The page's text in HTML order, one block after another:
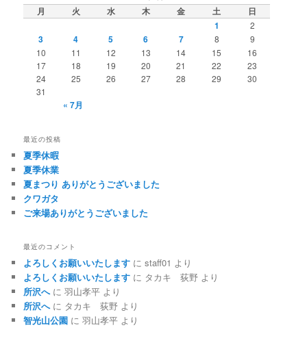
ゲ
ー
月 火 水 木 金 土
日
1
2
3 4 5 6 7 8
9
10
11 12 13 14 15
16
17
18 19 20 21 22
23
24
25 26 27 28 29
30
31
« 7月
最近の投稿
夏季休暇
夏季休業
夏まつり ありがとうございました
クワガタ
ご来場ありがとうございました
最近のコメント
よろしくお願いいたします にstaff01 より
よろしくお願いいたします に タカキ 荻野 より
所沢へに羽山孝平 より
所沢へに タカキ 荻野 より
智光山公園 に羽山孝平 より